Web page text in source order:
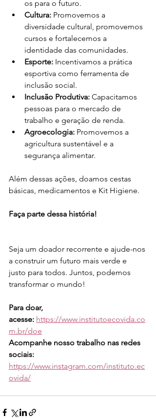
os para o futuro.
Cultura: Promovemos a
diversidade cultural, promovemos
cursos e fortalecemos a
identidade das comunidades.
Esporte: Incentivamos a prática
esportiva como ferramenta de
inclusão social.
Inclusão Produtiva: Capacitamos
pessoas para o mercado de
trabalho e geração de renda.
Agroecologia: Promovemos a
agricultura sustentável e a
segurança alimentar.
Além dessas ações, doamos cestas
básicas, medicamentos e Kit Higiene.
Faça parte dessa história!
Seja um doador recorrente e ajude-nos
a construir um futuro mais verde e
justo para todos. Juntos, podemos
transformar o mundo!
Para doar,
acesse: https://www.institutoecovida.co
m.br/doe
Acompanhe nosso trabalho nas redes
sociais:
https://www.instagram.com/instituto.ec
ovida/